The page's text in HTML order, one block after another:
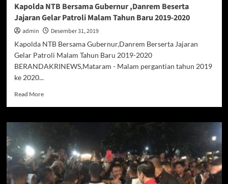
Kapolda NTB Bersama Gubernur ,Danrem Beserta
Jajaran Gelar Patroli Malam Tahun Baru 2019-2020
admin
Desember 31, 2019
Kapolda NTB Bersama Gubernur,Danrem Berserta Jajaran
Gelar Patroli Malam Tahun Baru 2019-2020
BERANDAKRINEWS,Mataram - Malam pergantian tahun 2019
ke 2020...
Read MoreRead
Kapolda
Gubernur
,Danrem
Beserta
Jajaran